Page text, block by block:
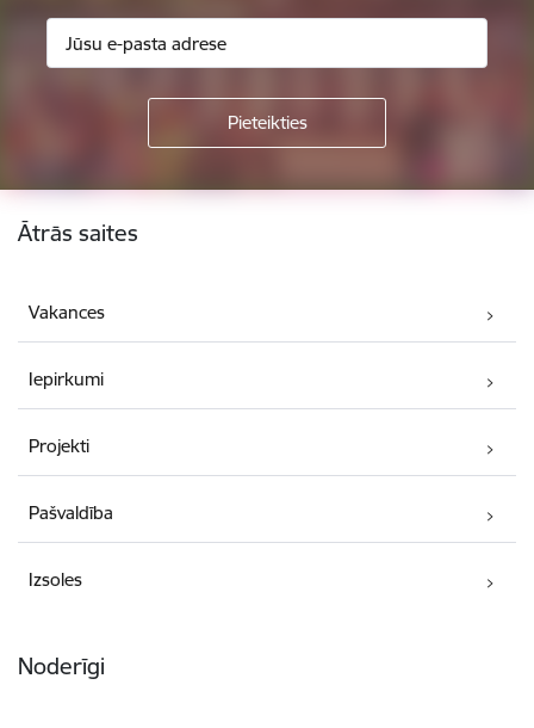
Kājene
Ātrās saites
Vakances
Iepirkumi
Projekti
Pašvaldība
Izsoles
Noderīgi